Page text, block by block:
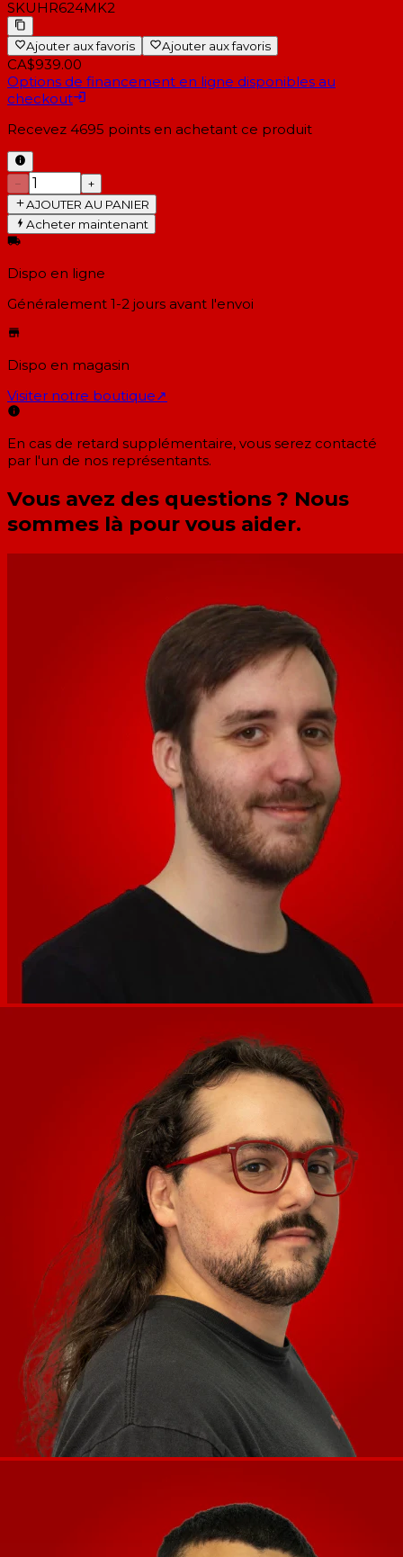
SKUHR624MK2
Ajouter aux favoris Ajouter aux favoris
CA$939.00
Options de financement en ligne disponibles au
checkout
Recevez 4695 points en achetant ce produit
−
+
AJOUTER AU PANIER
Acheter maintenant
Dispo en ligne
Généralement 1-2 jours avant l'envoi
Dispo en magasin
Visiter notre boutique↗
En cas de retard supplémentaire, vous serez contacté
par l'un de nos représentants.
Vous avez des questions ? Nous
sommes là pour vous aider.